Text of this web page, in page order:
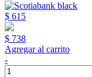
$ 615
$ 738
Agregar al carrito
-